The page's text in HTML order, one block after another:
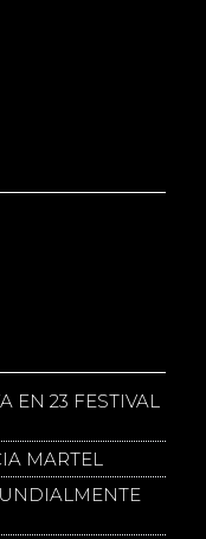
EN 23 FESTIVAL
MARTEL